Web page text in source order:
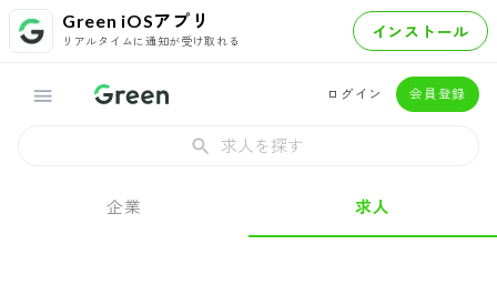
Green iOSアプリ
リアルタイムに通知が受け取れる インストール
ログイン 会員登録
求人を探す
企業 求人